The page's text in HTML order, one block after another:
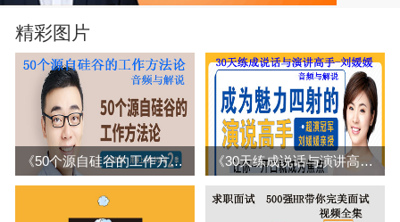
精彩图片
《50个源自硅谷的工作方法论》音频与解说全集百度网盘百度云下载 《30天练成说话与演讲高手-刘媛媛》音频与解说全集百度网盘百度云下载